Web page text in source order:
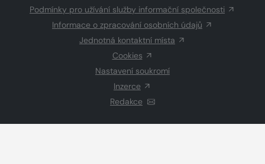
Podmínky pro užívání služby informační společnosti
Informace o zpracování osobních údajů
Jednotná kontaktní místa
Cookies
Nastavení soukromí
Inzerce
Redakce